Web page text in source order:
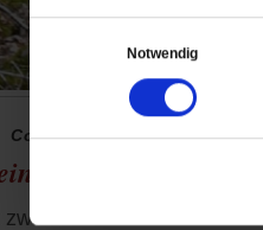
Einwilligungsauswahl
Notwendig
Corona
Ende in Sicht«
zwei Jahren dauerkrank: